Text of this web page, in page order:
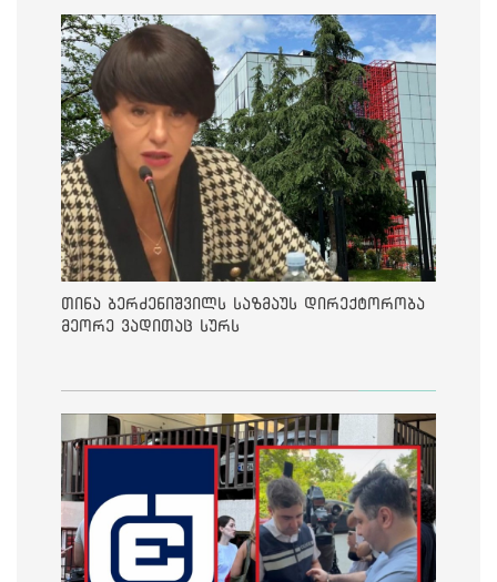
თინა ბერძენიშვილს საზმაუს დირექტორობა
მეორე ვადითაც სურს